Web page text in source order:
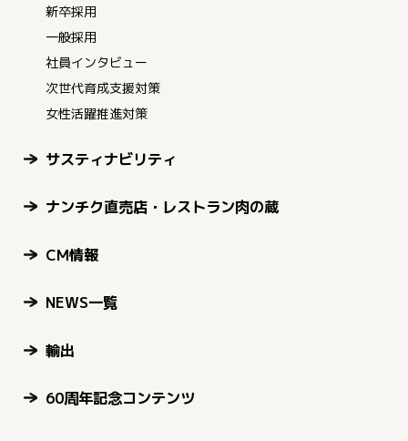
新卒採用
一般採用
社員インタビュー
次世代育成支援対策
女性活躍推進対策
サスティナビリティ
ナンチク直売店・レストラン肉の蔵
CM情報
NEWS一覧
輸出
60周年記念コンテンツ